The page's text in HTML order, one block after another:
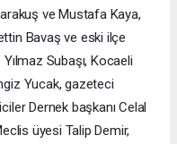
ve Mustafa Kaya,
Bavaş ve eski ilçe
Subaşı, Kocaeli
Yucak, gazeteci
Dernek başkanı Celal
üyesi Talip Demir,